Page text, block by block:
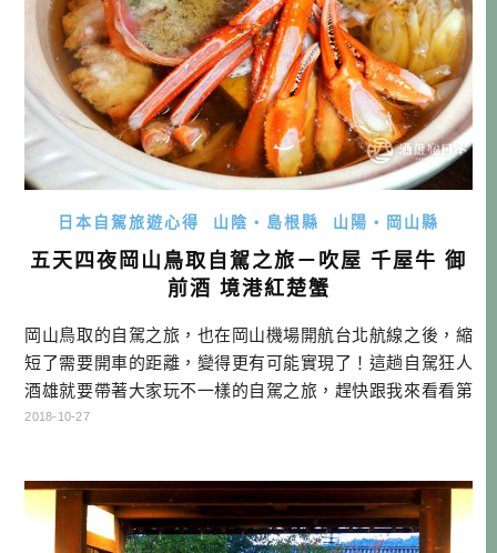
日本自駕旅遊心得 山陰・島根縣 山陽・岡山縣
五天四夜岡山鳥取自駕之旅－吹屋 千屋牛 御
前酒 境港紅楚蟹
岡山鳥取的自駕之旅，也在岡山機場開航台北航線之後，縮
短了需要開車的距離，變得更有可能實現了！這趟自駕狂人
酒雄就要帶著大家玩不一樣的自駕之旅，趕快跟我來看看第
二天，幾乎都是歷史之旅的行程吧！ 岡山鳥取自駕行程總覽
吹屋ふるさと村→千屋牛→御前酒蔵元→蒜山ジャージーラ
ンド→境港→味処 […]…
2018-10-27